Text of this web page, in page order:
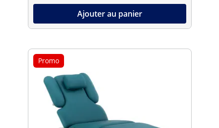
Ajouter au panier
Promo